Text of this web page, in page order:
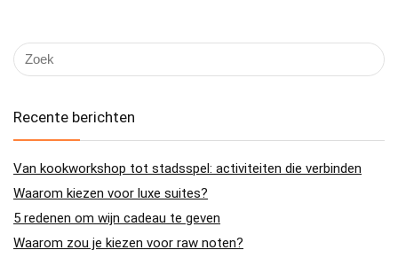
Recente berichten
Van kookworkshop tot stadsspel: activiteiten die verbinden
Waarom kiezen voor luxe suites?
5 redenen om wijn cadeau te geven
Waarom zou je kiezen voor raw noten?